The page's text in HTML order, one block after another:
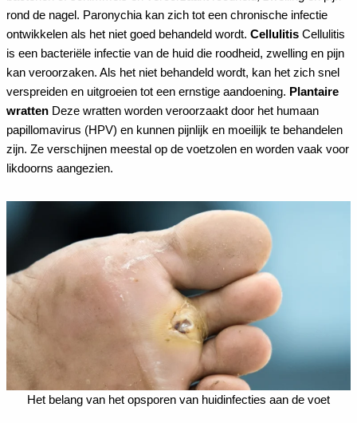
rond de nagel. Paronychia kan zich tot een chronische infectie
ontwikkelen als het niet goed behandeld wordt. Cellulitis Cellulitis
is een bacteriële infectie van de huid die roodheid, zwelling en pijn
kan veroorzaken. Als het niet behandeld wordt, kan het zich snel
verspreiden en uitgroeien tot een ernstige aandoening. Plantaire
wratten Deze wratten worden veroorzaakt door het humaan
papillomavirus (HPV) en kunnen pijnlijk en moeilijk te behandelen
zijn. Ze verschijnen meestal op de voetzolen en worden vaak voor
likdoorns aangezien.
Het belang van het opsporen van huidinfecties aan de voet